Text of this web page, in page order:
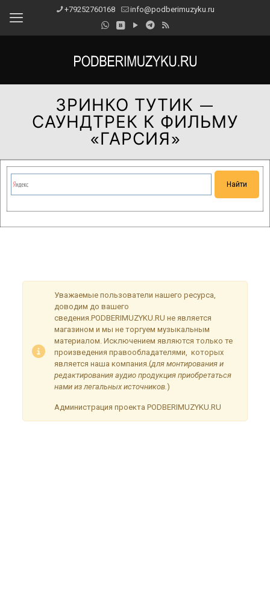
+79252760168 info@podberimuzyku.ru
ЗРИНКО ТУТИК —
САУНДТРЕК К ФИЛЬМУ
«ГАРСИЯ»
Уважаемые пользователи нашего ресурса,
доводим до вашего
сведения.PODBERIMUZYKU.RU не является
магазином и мы не торгуем музыкальным
материалом. Исключением являются только те
произведения правообладателями, которых
является наша компания.(для монтирования и
редактирования аудио продукция приобретаться
нами из легальных источников.)
Администрация проекта PODBERIMUZYKU.RU